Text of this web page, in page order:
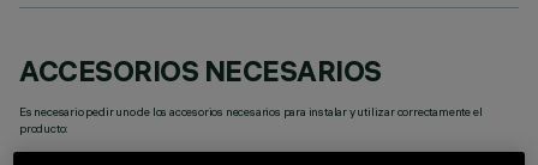
ACCESORIOS NECESARIOS
Es necesario pedir uno de los accesorios necesarios para instalar y utilizar correctamente el
producto: